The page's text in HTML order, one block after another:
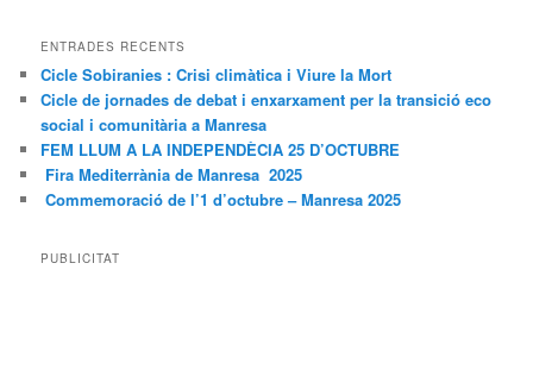
ENTRADES RECENTS
Cicle Sobiranies : Crisi climàtica i Viure la Mort
Cicle de jornades de debat i enxarxament per la transició eco
social i comunitària a Manresa
FEM LLUM A LA INDEPENDÈCIA 25 D’OCTUBRE
Fira Mediterrània de Manresa 2025
Commemoració de l’1 d’octubre – Manresa 2025
PUBLICITAT